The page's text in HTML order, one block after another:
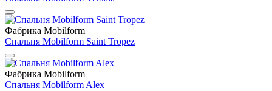
Фабрика Mobilform
Спальня Mobilform Saint Tropez
Фабрика Mobilform
Спальня Mobilform Alex